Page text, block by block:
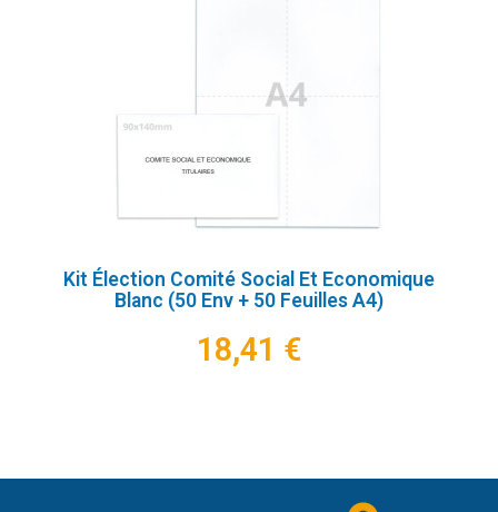
Kit Élection Comité Social Et Economique
Blanc (50 Env + 50 Feuilles A4)
18,41 €